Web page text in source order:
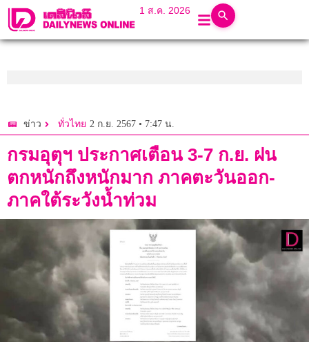
1 ส.ค. 2026
ข่าว ทั่วไทย 2 ก.ย. 2567 • 7:47 น.
กรมอุตุฯ ประกาศเตือน 3-7 ก.ย. ฝน
ตกหนักถึงหนักมาก ภาคตะวันออก-
ภาคใต้ระวังน้ำท่วม